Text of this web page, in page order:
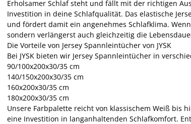
Erholsamer Schlaf steht und fällt mit der richtigen
Investition in deine Schlafqualität. Das elastische
und fördert damit ein angenehmes Schlafklima.
sondern verlängerst auch gleichzeitig die
Die Vorteile von Jersey Spannleintücher von JYSK
Bei JYSK bieten wir Jersey Spannleintücher in
90/100x200x30/35 cm
140/150x200x30/35 cm
160x200x30/35 cm
180x200x30/35 cm
Unsere Farbpalette reicht von klassischem Weiß bis
eine Investition in langanhaltenden Schlafkomfort.